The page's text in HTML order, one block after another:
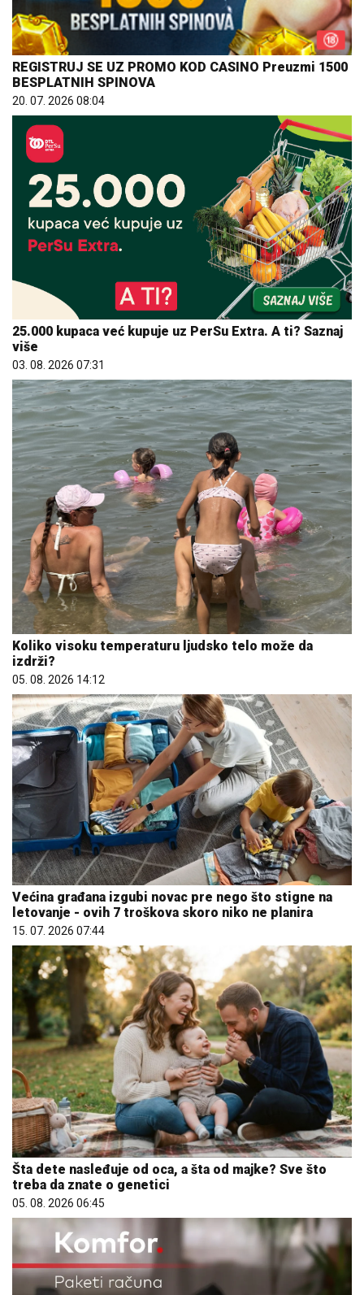
REGISTRUJ SE UZ PROMO KOD CASINO Preuzmi 1500
BESPLATNIH SPINOVA
20. 07. 2026 08:04
25.000 kupaca već kupuje uz PerSu Extra. A ti? Saznaj
više
03. 08. 2026 07:31
Koliko visoku temperaturu ljudsko telo može da
izdrži?
05. 08. 2026 14:12
Većina građana izgubi novac pre nego što stigne na
letovanje - ovih 7 troškova skoro niko ne planira
15. 07. 2026 07:44
Šta dete nasleđuje od oca, a šta od majke? Sve što
treba da znate o genetici
05. 08. 2026 06:45